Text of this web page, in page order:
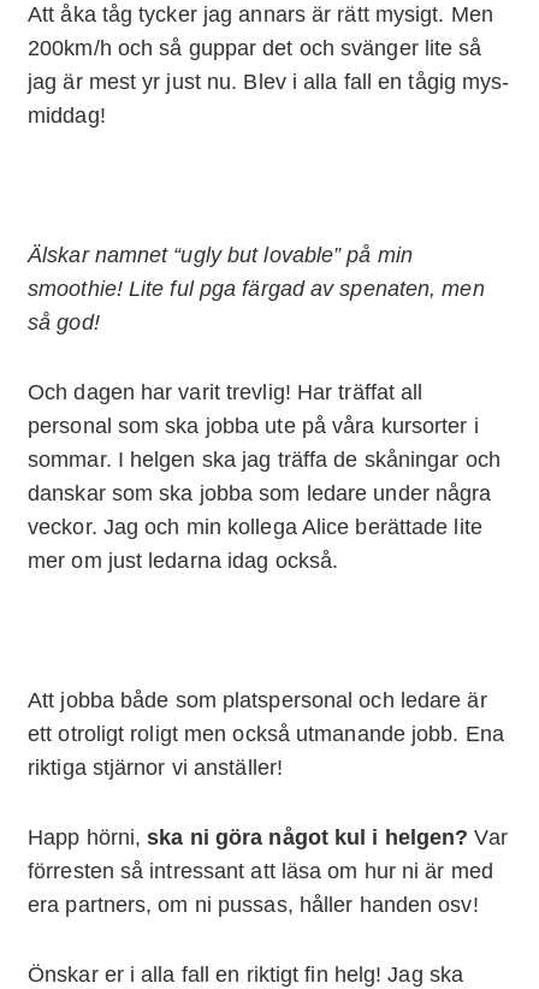
Att åka tåg tycker jag annars är rätt mysigt. Men
200km/h och så guppar det och svänger lite så
jag är mest yr just nu. Blev i alla fall en tågig mys-
middag!
Älskar namnet “ugly but lovable” på min
smoothie! Lite ful pga färgad av spenaten, men
så god!
Och dagen har varit trevlig! Har träffat all
personal som ska jobba ute på våra kursorter i
sommar. I helgen ska jag träffa de skåningar och
danskar som ska jobba som ledare under några
veckor. Jag och min kollega Alice berättade lite
mer om just ledarna idag också.
Att jobba både som platspersonal och ledare är
ett otroligt roligt men också utmanande jobb. Ena
riktiga stjärnor vi anställer!
Happ hörni,ska ni göra något kul i helgen?Var
förresten så intressant att läsa om hur ni är med
era partners, om ni pussas, håller handen osv!
Önskar er i alla fall en riktigt fin helg! Jag ska